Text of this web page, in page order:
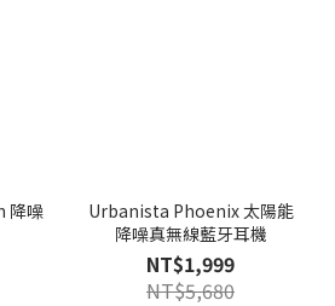
降噪
Urbanista Phoenix 太陽能
降噪真無線藍牙耳機
NT$1,999
NT$5,680